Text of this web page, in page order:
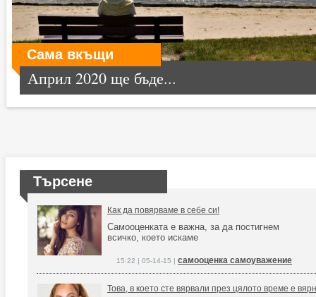
Сама вкъщи
Април 2020 ще бъде...
Търсене
Как да повярваме в себе си!
Самооценката е важна, за да постигнем
всичко, което искаме
15:22 | 05-14-15 | самооценка самоуважение
Това, в което сте вярвали през цялото време е